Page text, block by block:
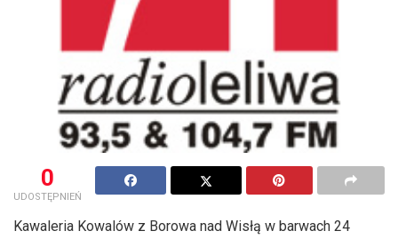
0
UDOSTĘPNIEŃ
Kawaleria Kowalów z Borowa nad Wisłą w barwach 24